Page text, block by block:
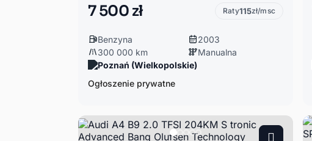
7 500 zł Raty115zł/msc
Benzyna
2003
300 000 km
Manualna
Poznań (Wielkopolskie)
Ogłoszenie prywatne